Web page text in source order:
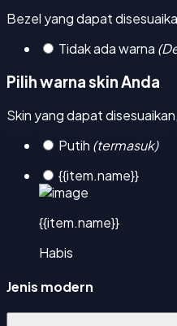
Bezel yang dapat
Tidak ada warna
Pilih warna skin Anda
Skin yang dapat
Putih (termasuk)
{{item.name}}
{{item.name}}
Habis
Jenis modern